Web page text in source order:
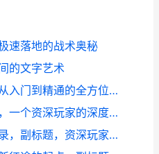
速落地的战术奥秘
的文字艺术
王者荣耀陌陌怎么直播，从入门到精通的全方位指南
王者荣耀能不能隐身登录，一个资深玩家的深度剖析
现在和平精英如何隐身登录，副标题，资深玩家深度解析隐身登录策略与思考